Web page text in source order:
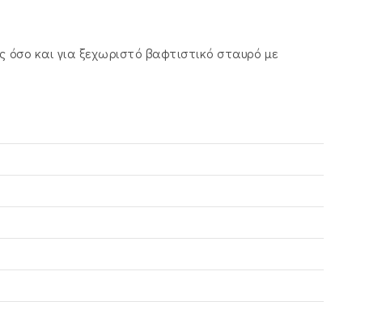
και για ξεχωριστό βαφτιστικό σταυρό με